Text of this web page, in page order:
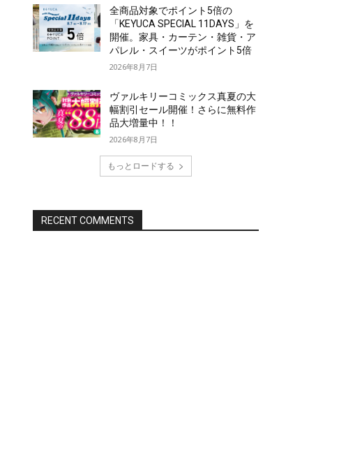
全商品対象でポイント5倍の
「KEYUCA SPECIAL 11DAYS」を
開催。家具・カーテン・雑貨・ア
パレル・スイーツがポイント5倍
2026年8月7日
ヴァルキリーコミックス真夏の大
幅割引セール開催！さらに無料作
品大増量中！！
2026年8月7日
もっとロードする
RECENT COMMENTS